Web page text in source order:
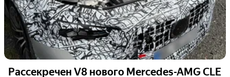
Рассекречен V8 нового Mercedes-AMG CLE